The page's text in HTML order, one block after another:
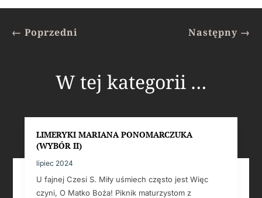
← Poprzedni Następny →
W tej kategorii …
LIMERYKI MARIANA PONOMARCZUKA
(WYBÓR II)
lipiec 2024
U fajnej Czesi S. Miły uśmiech często jest Więc
czyni, O Matko Boża! Piknik maturzystom z